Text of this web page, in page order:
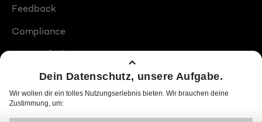
Feedback
Compliance
Barrierefreiheit
Produktplatzierungen